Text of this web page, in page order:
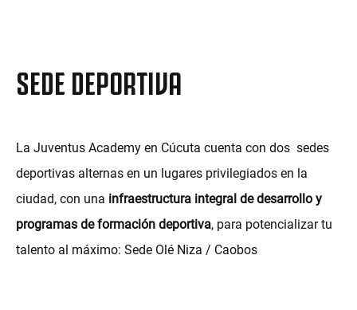
SEDE DEPORTIVA
La Juventus Academy en Cúcuta cuenta con dos sedes
deportivas alternas en un lugares privilegiados en la
ciudad, con una infraestructura integral de desarrollo y
programas de formación deportiva, para potencializar tu
talento al máximo: Sede Olé Niza / Caobos